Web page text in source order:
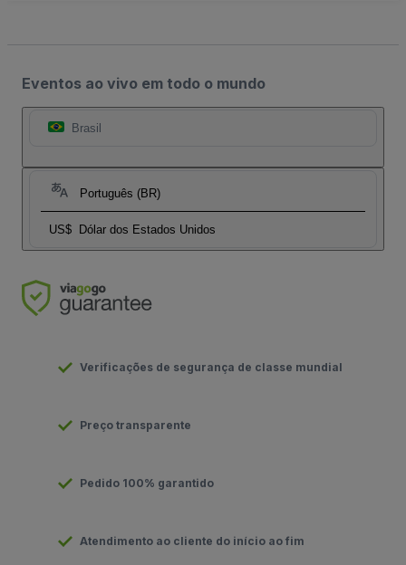
Eventos ao vivo em todo o mundo
Brasil
Português (BR)
US$ Dólar dos Estados Unidos
Verificações de segurança de classe mundial
Preço transparente
Pedido 100% garantido
Atendimento ao cliente do início ao fim